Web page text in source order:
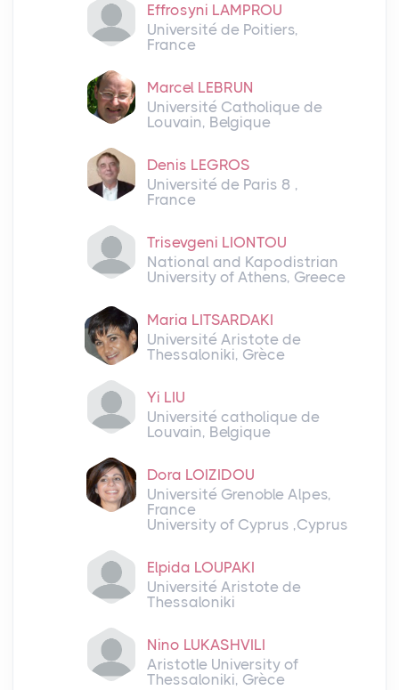
Effrosyni LAMPROU
Université de Poitiers,
France
Marcel LEBRUN
Université Catholique de
Louvain, Belgique
Denis LEGROS
Université de Paris 8 ,
France
Trisevgeni LIONTOU
National and Kapodistrian
University of Athens, Greece
Maria LITSARDAKI
Université Aristote de
Thessaloniki, Grèce
Yi LIU
Université catholique de
Louvain, Belgique
Dora LOIZIDOU
Université Grenoble Alpes,
France
University of Cyprus ,Cyprus
Elpida LOUPAKI
Université Aristote de
Thessaloniki
Nino LUKASHVILI
Aristotle University of
Thessaloniki, Grèce